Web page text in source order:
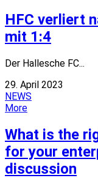
HFC verliert
mit 1:4
Der Hallesche FC...
29. April 2023
NEWS
More
What is the
for your
discussion